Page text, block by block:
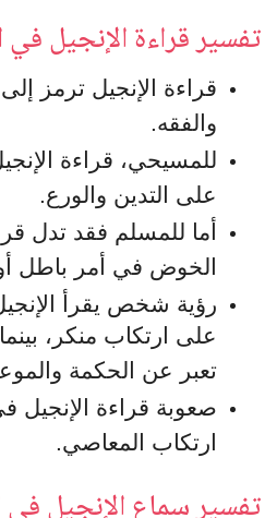
تفسير قراءة الإنجيل في
قراءة الإنجيل ترمز
والفقه.
للمسيحي، قراءة
على التدين والورع.
أما للمسلم فقد تدل
الخوض في أمر باطل
رؤية شخص يقرأ
على ارتكاب منكر،
تعبر عن الحكمة
صعوبة قراءة الإنجيل
ارتكاب المعاصي.